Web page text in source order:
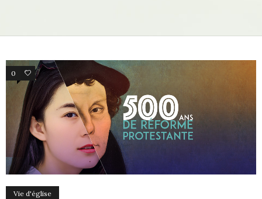
0 0
Vie d'église